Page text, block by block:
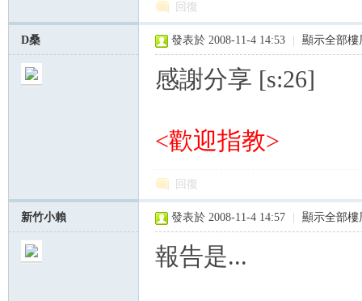
回復
D桑 發表於 2008-11-4 14:53 顯示全部樓
感謝分享 [s:26]
<歡迎指教>
回復
新竹小賴 發表於 2008-11-4 14:57 顯示全部樓
報告是...